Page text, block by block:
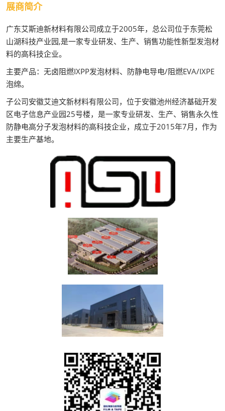
展商简介
广东艾斯迪新材料有限公司成立于2005年，总公司位于东莞松
山湖科技产业园,是一家专业研发、生产、销售功能性新型发泡材
料的高科技企业。
主要产品：无卤阻燃IXPP发泡材料、防静电导电/阻燃EVA/IXPE
泡绵。
子公司安徽艾迪文新材料有限公司，位于安徽池州经济基础开发
区电子信息产业园25号楼，是一家专业研发、生产、销售永久性
防静电高分子发泡材料的高科技企业，成立于2015年7月，作为
主要生产基地。